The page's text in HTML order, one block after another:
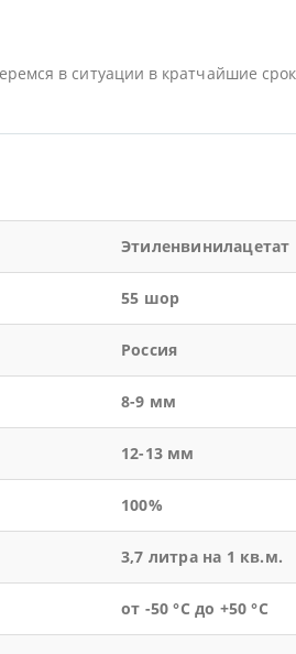
в ситуации в кратчайшие
Этиленвинилацетат
55 шор
Россия
8-9 мм
12-13 мм
100%
3,7 литра на 1 кв.м.
от -50 °С до +50 °С